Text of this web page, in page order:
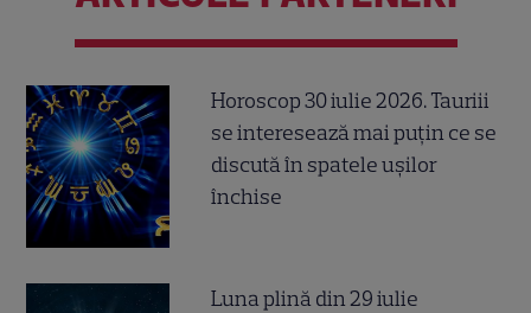
Horoscop 30 iulie 2026. Tauriii
se interesează mai puțin ce se
discută în spatele ușilor
închise
Luna plină din 29 iulie